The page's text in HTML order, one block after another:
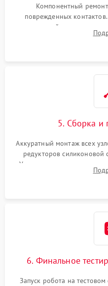
Компонентный
поврежденных
двигателей, изношенного
лидара или помпы подачи
5. Сборка и
Аккуратный монтаж всех
редукторов
Установка новых
микрофибры, щеток).
6. Финальное
Запуск робота на